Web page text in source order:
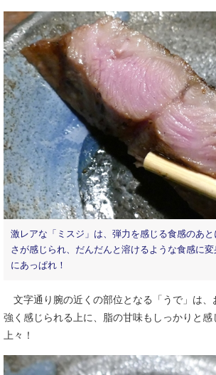
激レアな「ミスジ」は、弾力を感じる食感のあ
さが感じられ、だんだんと溶けるような食感に
にあっぱれ！
文字通り腕の近くの部位となる「うで」は、
強く感じられる上に、脂の甘味もしっかりと感
上々！